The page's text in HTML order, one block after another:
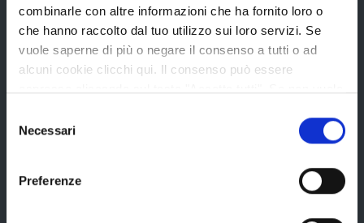
combinarle con altre informazioni che ha fornito loro o
che hanno raccolto dal tuo utilizzo sui loro servizi. Se
vuole saperne di più o negare il consenso a tutti o ad
alcuni cookie clicchi qui. Il consenso può essere
tasto "Rifiuta".
delNecessari
Preferenze
Avvisi pubblici
Concorsi e selezioni
In scadenza
Aree tematiche